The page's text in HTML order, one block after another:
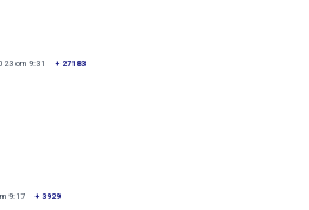
om 9:31 + 27183
9:17 + 3929